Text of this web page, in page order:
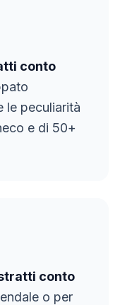
conto
le peculiarità
e di 50+
conto
o per